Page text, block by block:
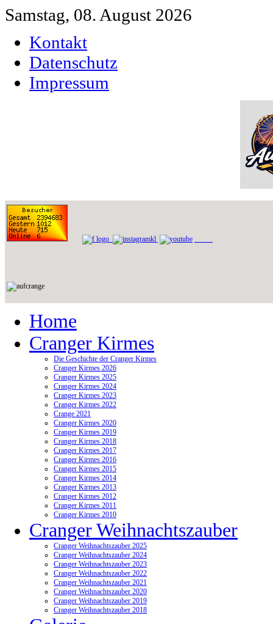
Samstag, 08. August 2026
Kontakt
Datenschutz
Impressum
Home
Cranger Kirmes
Die Geschichte der Cranger Kirmes
Cranger Kirmes 2026
Cranger Kirmes 2025
Cranger Kirmes 2024
Cranger Kirmes 2023
Cranger Kirmes 2022
Crange 2021
Cranger Kirmes 2020
Cranger Kirmes 2019
Cranger Kirmes 2018
Cranger Kirmes 2017
Cranger Kirmes 2016
Cranger Kirmes 2015
Cranger Kirmes 2014
Cranger Kirmes 2013
Cranger Kirmes 2012
Cranger Kirmes 2011
Cranger Kirmes 2010
Cranger Weihnachtszauber
Cranger Weihnachtszauber 2025
Cranger Weihnachtszauber 2024
Cranger Weihnachtszauber 2023
Cranger Weihnachtszauber 2022
Cranger Weihnachtszauber 2021
Cranger Weihnachtszauber 2020
Cranger Weihnachtszauber 2019
Cranger Weihnachtszauber 2018